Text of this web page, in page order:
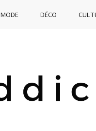
MODE DÉCO